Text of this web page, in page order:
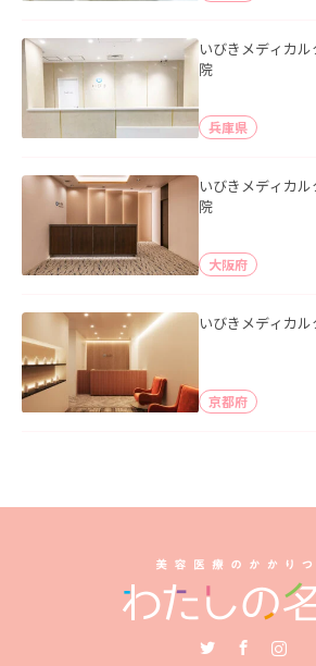
いびきメディカ
院
兵庫県
いびきメディカ
院
大阪府
いびきメディカ
京都府